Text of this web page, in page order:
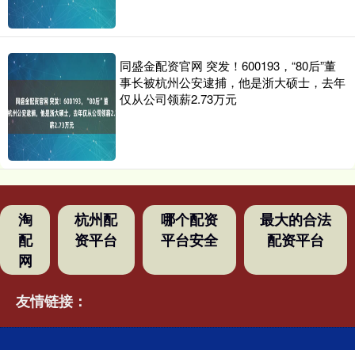
同盛金配资官网 突发！600193，“80后”董
事长被杭州公安逮捕，他是浙大硕士，去年
仅从公司领薪2.73万元
淘
配
网
杭州配
资平台
哪个配资
平台安全
最大的合法
配资平台
友情链接：